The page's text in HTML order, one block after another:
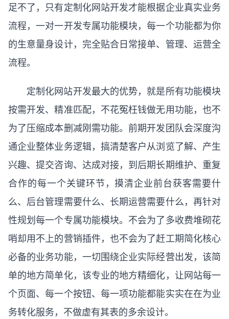
足不了，只有定制化网站开发才能根据企业真实业务
流程，一对一开发专属功能模块，每一个功能都为你
的生意量身设计，完全贴合日常接单、管理、运营全
流程。
定制化网站开发最大的优势，就是所有功能模块
按需开发、精准匹配，不花冤枉钱做无用功能，也不
为了压缩成本删减刚需功能。前期开发团队会深度沟
通企业整体业务逻辑，搞清楚客户从浏览了解、产生
兴趣、提交咨询、达成对接，到后期长期维护、重复
合作的每一个关键环节，摸清企业前台获客需要什
么、后台管理需要什么、长期运营需要什么，再针对
性规划每一个专属功能模块。不会为了多收费堆砌花
哨却用不上的营销插件，也不会为了赶工期简化核心
必备的业务功能，一切围绕企业实际经营出发，该简
单的地方简单化，该专业的地方精细化，让网站每一
个页面、每一个按钮、每一项功能都能实实在在为业
务转化服务，不做虚有其表的多余设计。